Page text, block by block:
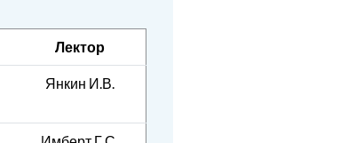
Лектор
Янкин И.В.